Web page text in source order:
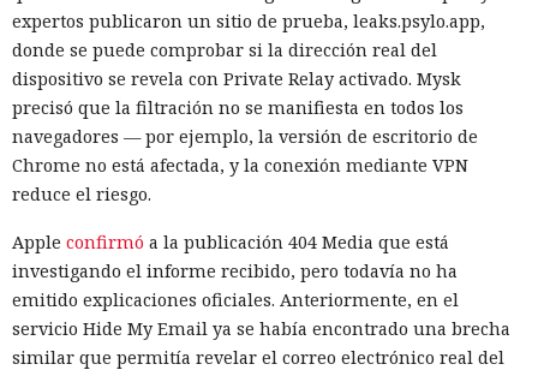
expertos publicaron un sitio de prueba, leaks.psylo.app,
donde se puede comprobar si la dirección real del
dispositivo se revela con Private Relay activado. Mysk
precisó que la filtración no se manifiesta en todos los
navegadores — por ejemplo, la versión de escritorio de
Chrome no está afectada, y la conexión mediante VPN
reduce el riesgo.
Apple confirmó a la publicación 404 Media que está
investigando el informe recibido, pero todavía no ha
emitido explicaciones oficiales. Anteriormente, en el
servicio Hide My Email ya se había encontrado una brecha
similar que permitía revelar el correo electrónico real del